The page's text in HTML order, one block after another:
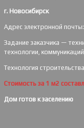
г. Новосибирск
Адрес электронной почты:
Задание заказчика —
технологии,
Технология
Стоимость за 1 м2
Дом готов к заселению